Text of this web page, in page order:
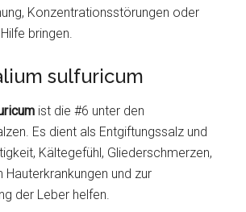
Konzentrationsstörungen oder
bringen.
sulfuricum
ist die #6 unter den
Es dient als Entgiftungssalz und
Kältegefühl, Gliederschmerzen,
Hauterkrankungen und zur
der Leber helfen.